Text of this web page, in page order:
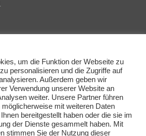
um die Funktion der Webseite zu
personalisieren und die Zugriffe auf
Außerdem geben wir
Verwendung unserer Website an
weiter. Unsere Partner führen
mit weiteren Daten
bereitgestellt haben oder die sie im
der Dienste gesammelt haben. Mit
stimmen Sie der Nutzung dieser